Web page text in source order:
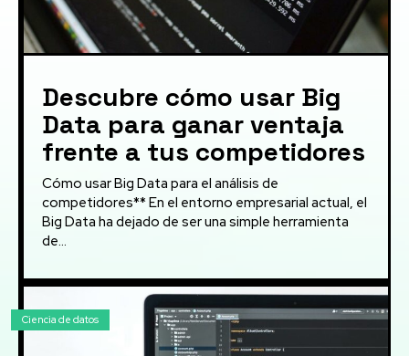
Descubre cómo usar Big
Data para ganar ventaja
frente a tus competidores
Cómo usar Big Data para el análisis de
competidores** En el entorno empresarial actual, el
Big Data ha dejado de ser una simple herramienta
de...
Ciencia de datos